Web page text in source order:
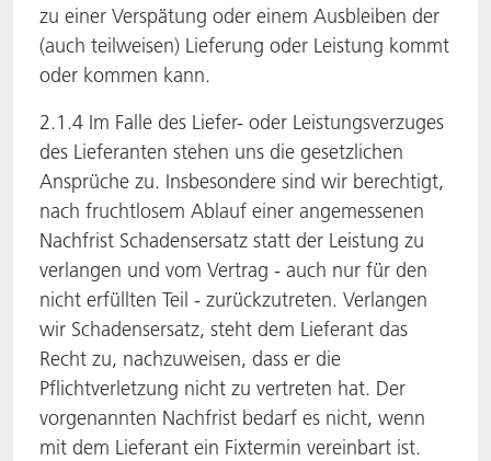
zu einer Verspätung oder einem Ausbleiben der
(auch teilweisen) Lieferung oder Leistung kommt
oder kommen kann.
2.1.4 Im Falle des Liefer- oder Leistungsverzuges
des Lieferanten stehen uns die gesetzlichen
Ansprüche zu. Insbesondere sind wir berechtigt,
nach fruchtlosem Ablauf einer angemessenen
Nachfrist Schadensersatz statt der Leistung zu
verlangen und vom Vertrag - auch nur für den
nicht erfüllten Teil - zurückzutreten. Verlangen
wir Schadensersatz, steht dem Lieferant das
Recht zu, nachzuweisen, dass er die
Pflichtverletzung nicht zu vertreten hat. Der
vorgenannten Nachfrist bedarf es nicht, wenn
mit dem Lieferant ein Fixtermin vereinbart ist.